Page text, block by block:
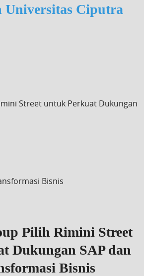
Universitas Ciputra
Street untuk Perkuat Dukungan
Bisnis
Pilih Rimini Street
Dukungan SAP dan
Bisnis